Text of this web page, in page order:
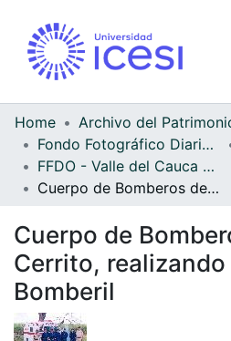
Home
Fondo Fotográfico Diario Occidente
FFDO - Valle del Cauca - Patrimonial
Cuerpo de Bomberos de El Cerrito, realizando Plan Vial Bomberil
Cuerpo de
Cerrito, realizando
Bomberil